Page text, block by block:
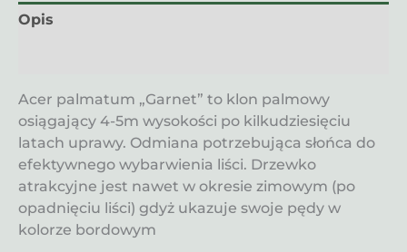
Opis
Acer palmatum „Garnet” to klon palmowy
osiągający 4-5m wysokości po kilkudziesięciu
latach uprawy. Odmiana potrzebująca słońca do
efektywnego wybarwienia liści. Drzewko
atrakcyjne jest nawet w okresie zimowym (po
opadnięciu liści) gdyż ukazuje swoje pędy w
kolorze bordowym